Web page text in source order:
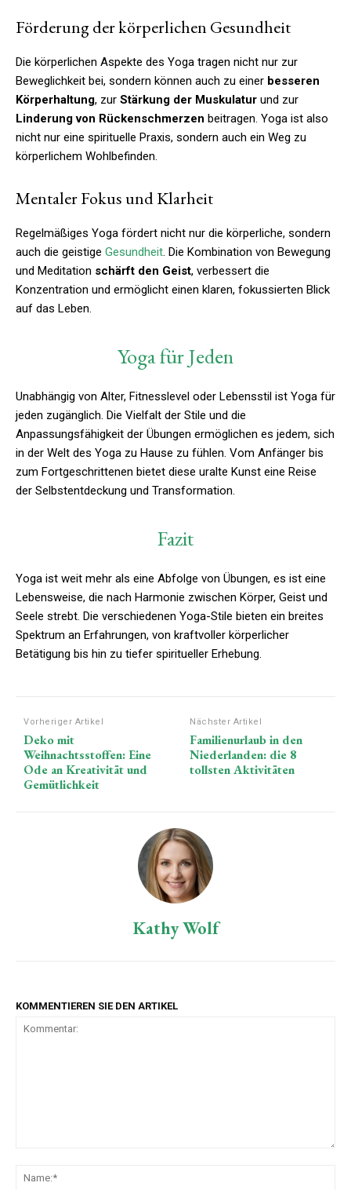
Förderung der körperlichen Gesundheit
Die körperlichen Aspekte des Yoga tragen nicht nur zur
Beweglichkeit bei, sondern können auch zu einer besseren
Körperhaltung, zur Stärkung der Muskulatur und zur
Linderung von Rückenschmerzen beitragen. Yoga ist also
nicht nur eine spirituelle Praxis, sondern auch ein Weg zu
körperlichem Wohlbefinden.
Mentaler Fokus und Klarheit
Regelmäßiges Yoga fördert nicht nur die körperliche, sondern
auch die geistige Gesundheit. Die Kombination von Bewegung
und Meditation schärft den Geist, verbessert die
Konzentration und ermöglicht einen klaren, fokussierten Blick
auf das Leben.
Yoga für Jeden
Unabhängig von Alter, Fitnesslevel oder Lebensstil ist Yoga für
jeden zugänglich. Die Vielfalt der Stile und die
Anpassungsfähigkeit der Übungen ermöglichen es jedem, sich
in der Welt des Yoga zu Hause zu fühlen. Vom Anfänger bis
zum Fortgeschrittenen bietet diese uralte Kunst eine Reise
der Selbstentdeckung und Transformation.
Fazit
Yoga ist weit mehr als eine Abfolge von Übungen, es ist eine
Lebensweise, die nach Harmonie zwischen Körper, Geist und
Seele strebt. Die verschiedenen Yoga-Stile bieten ein breites
Spektrum an Erfahrungen, von kraftvoller körperlicher
Betätigung bis hin zu tiefer spiritueller Erhebung.
Vorheriger Artikel
Deko mit
Weihnachtsstoffen: Eine
Ode an Kreativität und
Gemütlichkeit
Nächster Artikel
Familienurlaub in den
Niederlanden: die 8
tollsten Aktivitäten
Kathy Wolf
KOMMENTIEREN SIE DEN ARTIKEL